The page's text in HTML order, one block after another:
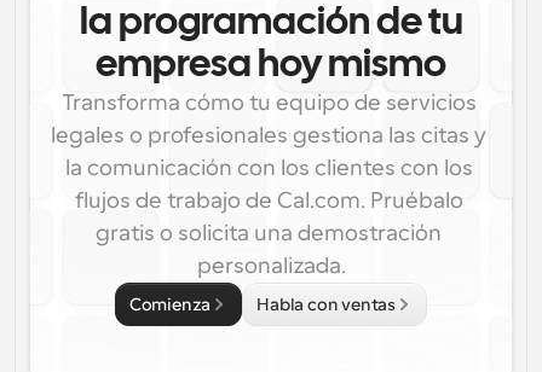
la programación de tu
empresa hoy mismo
Transforma cómo tu equipo de servicios
legales o profesionales gestiona las citas y
la comunicación con los clientes con los
flujos de trabajo de Cal.com. Pruébalo
gratis o solicita una demostración
personalizada.
Comienza Habla con ventas